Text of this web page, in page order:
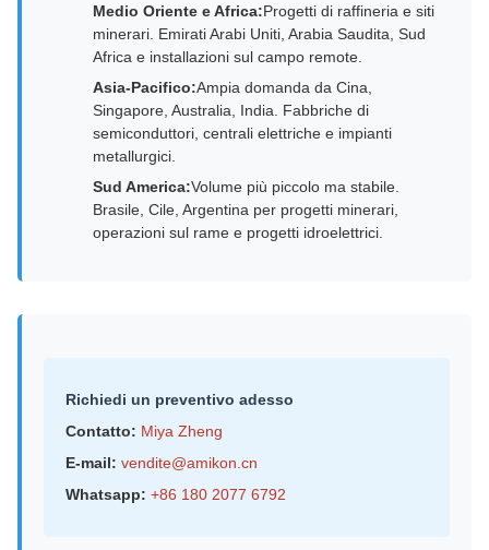
Medio Oriente e Africa:Progetti di raffineria e siti
minerari. Emirati Arabi Uniti, Arabia Saudita, Sud
Africa e installazioni sul campo remote.
Asia-Pacifico:Ampia domanda da Cina,
Singapore, Australia, India. Fabbriche di
semiconduttori, centrali elettriche e impianti
metallurgici.
Sud America:Volume più piccolo ma stabile.
Brasile, Cile, Argentina per progetti minerari,
operazioni sul rame e progetti idroelettrici.
Richiedi un preventivo adesso
Contatto: Miya Zheng
E-mail: vendite@amikon.cn
Whatsapp: +86 180 2077 6792